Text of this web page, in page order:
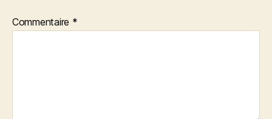
Commentaire *